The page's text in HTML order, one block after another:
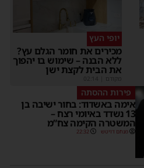
יופי העץ
מכירים את חומר הגלם עץ?
ללא הבנה – שימוש בו יהפוך
את הבית לקצת ישן
מקודם
פירות ההסתה
אימה באשדוד: בחור ישיבה בן
13 נשדד באיומי רצח –
המשטרה הקימה צח”מ
מנחם דויטש 22:32